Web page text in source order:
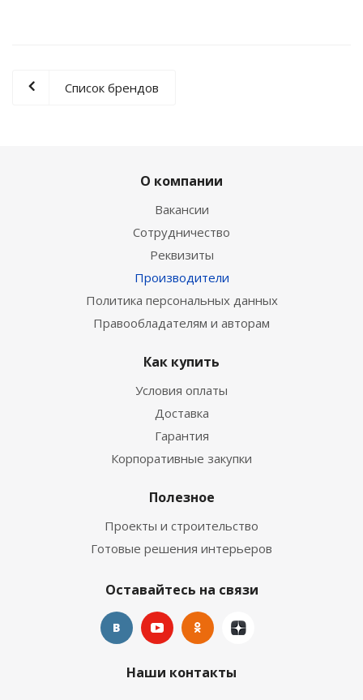
Список брендов
О компании
Вакансии
Сотрудничество
Реквизиты
Производители
Политика персональных данных
Правообладателям и авторам
Как купить
Условия оплаты
Доставка
Гарантия
Корпоративные закупки
Полезное
Проекты и строительство
Готовые решения интерьеров
Оставайтесь на связи
Наши контакты